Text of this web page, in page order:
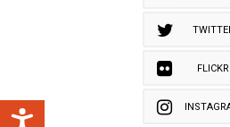
FLICKR